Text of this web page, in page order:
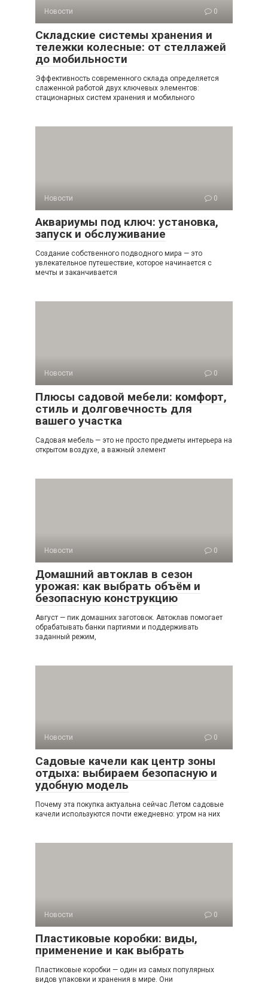
Новости 0
Складские системы хранения и
тележки колесные: от стеллажей
до мобильности
Эффективность современного склада определяется
слаженной работой двух ключевых элементов:
стационарных систем хранения и мобильного
Новости 0
Аквариумы под ключ: установка,
запуск и обслуживание
Создание собственного подводного мира — это
увлекательное путешествие, которое начинается с
мечты и заканчивается
Новости 0
Плюсы садовой мебели: комфорт,
стиль и долговечность для
вашего участка
Садовая мебель — это не просто предметы интерьера на
открытом воздухе, а важный элемент
Новости 0
Домашний автоклав в сезон
урожая: как выбрать объём и
безопасную конструкцию
Август — пик домашних заготовок. Автоклав помогает
обрабатывать банки партиями и поддерживать
заданный режим,
Новости 0
Садовые качели как центр зоны
отдыха: выбираем безопасную и
удобную модель
Почему эта покупка актуальна сейчас Летом садовые
качели используются почти ежедневно: утром на них
Новости 0
Пластиковые коробки: виды,
применение и как выбрать
Пластиковые коробки — один из самых популярных
видов упаковки и хранения в мире. Они